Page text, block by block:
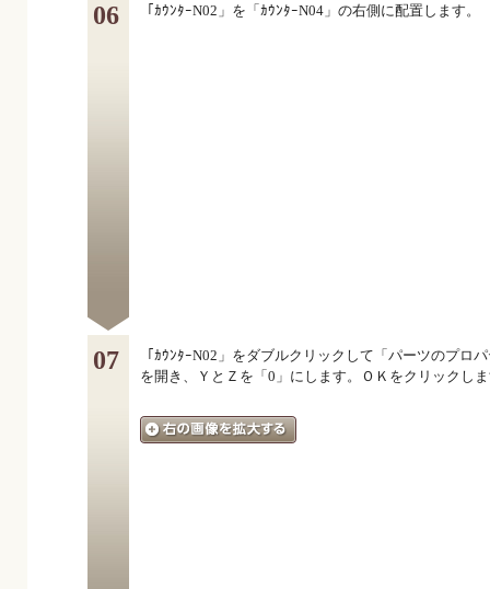
06 「ｶｳﾝﾀｰN02」を「ｶｳﾝﾀｰN04」の右側に配置します。
07
「ｶｳﾝﾀｰN02」をダブルクリックして「パーツのプロ
を開き、ＹとＺを「0」にします。ＯＫをクリックし